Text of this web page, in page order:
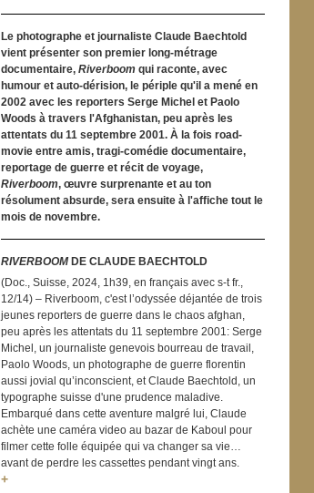
Le photographe et journaliste Claude Baechtold
vient présenter son premier long-métrage
documentaire,Riverboom qui raconte, avec
humour et auto-dérision, le périple qu'il a mené en
2002 avec les reporters Serge Michel et Paolo
Woods à travers l'Afghanistan, peu après les
attentats du 11 septembre 2001. À la fois road-
movie entre amis, tragi-comédie documentaire,
reportage de guerre et récit de voyage,
Riverboom, œuvre surprenante et au ton
résolument absurde, sera ensuite à l'affiche tout le
mois de novembre.
RIVERBOOM DE CLAUDE BAECHTOLD
(Doc., Suisse, 2024, 1h39, en français avec s-t fr.,
12/14) – Riverboom, c'est l’odyssée déjantée de trois
jeunes reporters de guerre dans le chaos afghan,
peu après les attentats du 11 septembre 2001: Serge
Michel, un journaliste genevois bourreau de travail,
Paolo Woods, un photographe de guerre florentin
aussi jovial qu’inconscient, et Claude Baechtold, un
typographe suisse d'une prudence maladive.
Embarqué dans cette aventure malgré lui, Claude
achète une caméra video au bazar de Kaboul pour
filmer cette folle équipée qui va changer sa vie…
avant de perdre les cassettes pendant vingt ans.
+